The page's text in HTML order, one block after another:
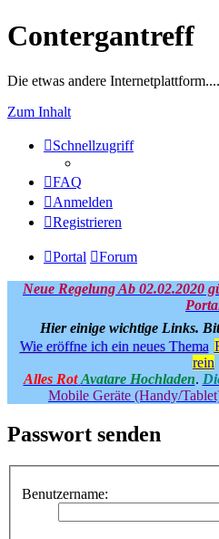
Contergantreff
Die etwas andere Internetplattform....
Zum Inhalt
Schnellzugriff
FAQ
Anmelden
Registrieren
Portal Forum
Neue Regelung Ab 02.02.2020
Hier einige wichtige Links.
Wie eröffne ich ein neues Thema
rein
Alles Rot Avatare Hochladen.
Mobile Geräte (Handy/
Passwort senden
Benutzername: